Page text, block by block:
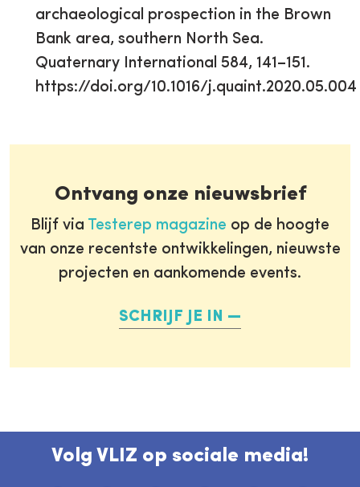
archaeological prospection in the Brown
Bank area, southern North Sea.
Quaternary International 584, 141–151.
https://doi.org/10.1016/j.quaint.2020.05.004
Ontvang onze nieuwsbrief
Blijf via Testerep magazine op de hoogte
van onze recentste ontwikkelingen, nieuwste
projecten en aankomende events.
SCHRIJF JE IN
Volg VLIZ op sociale media!